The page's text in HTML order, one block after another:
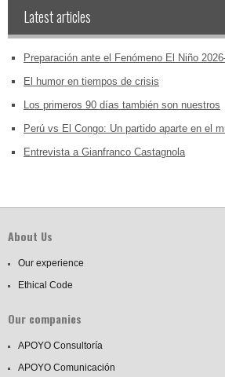
Latest articles
Preparación ante el Fenómeno El Niño
El humor en tiempos de crisis
Los primeros 90 días también son nuestros
Perú vs El Congo: Un partido aparte en el
Entrevista a Gianfranco Castagnola
About Us
Our experience
Ethical Code
Our companies
APOYO Consultoría
APOYO Comunicación